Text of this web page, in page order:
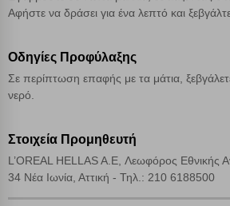
Αφήστε να δράσει για ένα λεπτό και
Οδηγίες Προφύλαξης
Σε περίπτωση επαφής με τα μάτια,
νερό.
Στοιχεία Προμηθευτή
L’OREAL HELLAS A.E, Λεωφόρος Εθνικής
34 Νέα Ιωνία, Αττική - Τηλ.: 210 6188500